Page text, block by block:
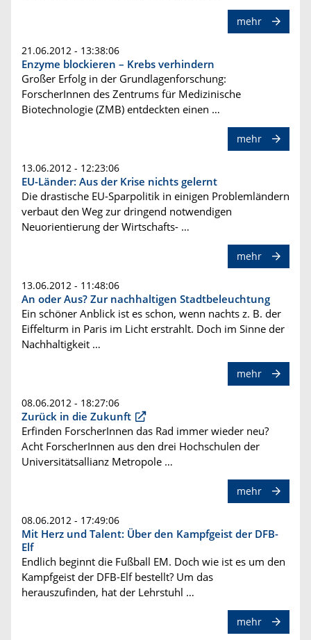
mehr
21.06.2012 - 13:38:06
Enzyme blockieren – Krebs verhindern
Großer Erfolg in der Grundlagenforschung:
ForscherInnen des Zentrums für Medizinische
Biotechnologie (ZMB) entdeckten einen …
mehr
13.06.2012 - 12:23:06
EU-Länder: Aus der Krise nichts gelernt
Die drastische EU-Sparpolitik in einigen Problemländern
verbaut den Weg zur dringend notwendigen
Neuorientierung der Wirtschafts- …
mehr
13.06.2012 - 11:48:06
An oder Aus? Zur nachhaltigen Stadtbeleuchtung
Ein schöner Anblick ist es schon, wenn nachts z. B. der
Eiffelturm in Paris im Licht erstrahlt. Doch im Sinne der
Nachhaltigkeit …
mehr
08.06.2012 - 18:27:06
Zurück in die Zukunft
Erfinden ForscherInnen das Rad immer wieder neu?
Acht ForscherInnen aus den drei Hochschulen der
Universitätsallianz Metropole …
mehr
08.06.2012 - 17:49:06
Mit Herz und Talent: Über den Kampfgeist der DFB-
Elf
Endlich beginnt die Fußball EM. Doch wie ist es um den
Kampfgeist der DFB-Elf bestellt? Um das
herauszufinden, hat der Lehrstuhl …
mehr